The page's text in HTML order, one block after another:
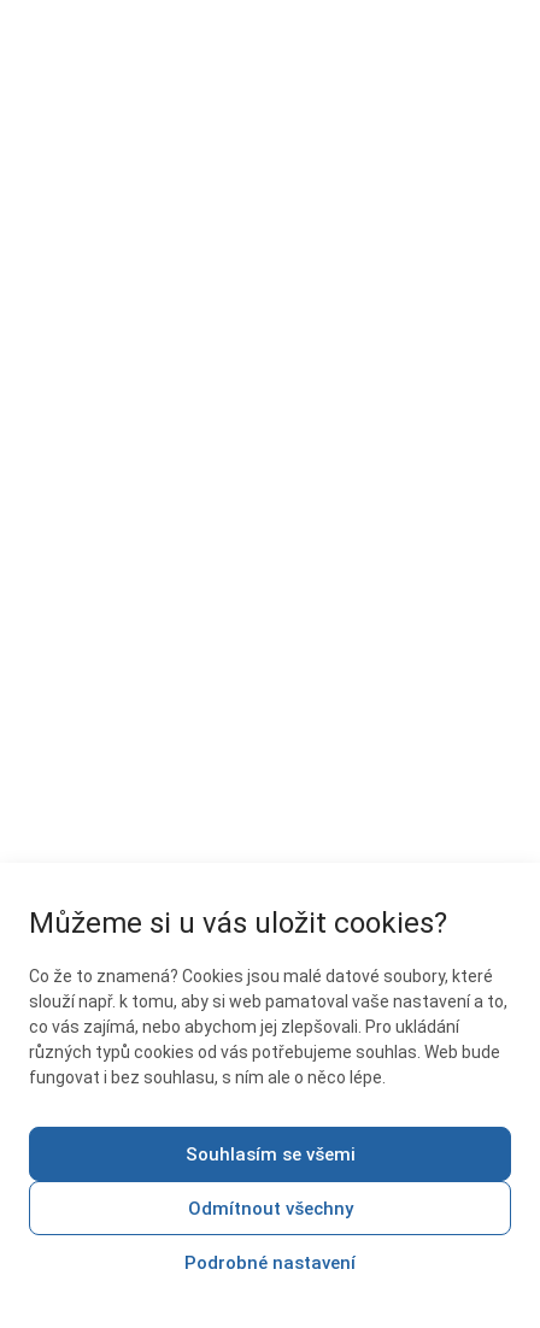
Můžeme si u vás uložit cookies?
Co že to znamená? Cookies jsou malé datové soubory, které
slouží např. k tomu, aby si web pamatoval vaše nastavení a to,
co vás zajímá, nebo abychom jej zlepšovali. Pro ukládání
různých typů cookies od vás potřebujeme souhlas. Web bude
fungovat i bez souhlasu, s ním ale o něco lépe.
Souhlasím se všemi
Odmítnout všechny
Podrobné nastavení